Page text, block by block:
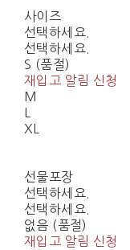
사이즈
선택하세요.
선택하세요.
S (품절)
재입고 알림 신청
M
XL
선물포장
선택하세요.
선택하세요.
없음 (품절)
재입고 알림 신청